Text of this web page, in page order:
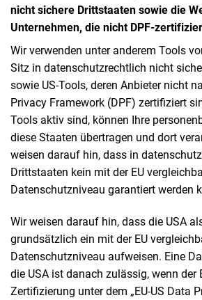
nicht sichere Drittstaaten sowie die
Unternehmen, die nicht DPF-
Wir verwenden unter anderem Tools
Sitz in datenschutzrechtlich nicht
sowie US-Tools, deren Anbieter nicht
Privacy Framework (DPF) zertifiziert
Tools aktiv sind, können Ihre
diese Staaten übertragen und dort
weisen darauf hin, dass in
Drittstaaten kein mit der EU
Datenschutzniveau garantiert werden
Wir weisen darauf hin, dass die USA
grundsätzlich ein mit der EU
Datenschutzniveau aufweisen. Eine
die USA ist danach zulässig, wenn der
Zertifizierung unter dem „EU-US Data